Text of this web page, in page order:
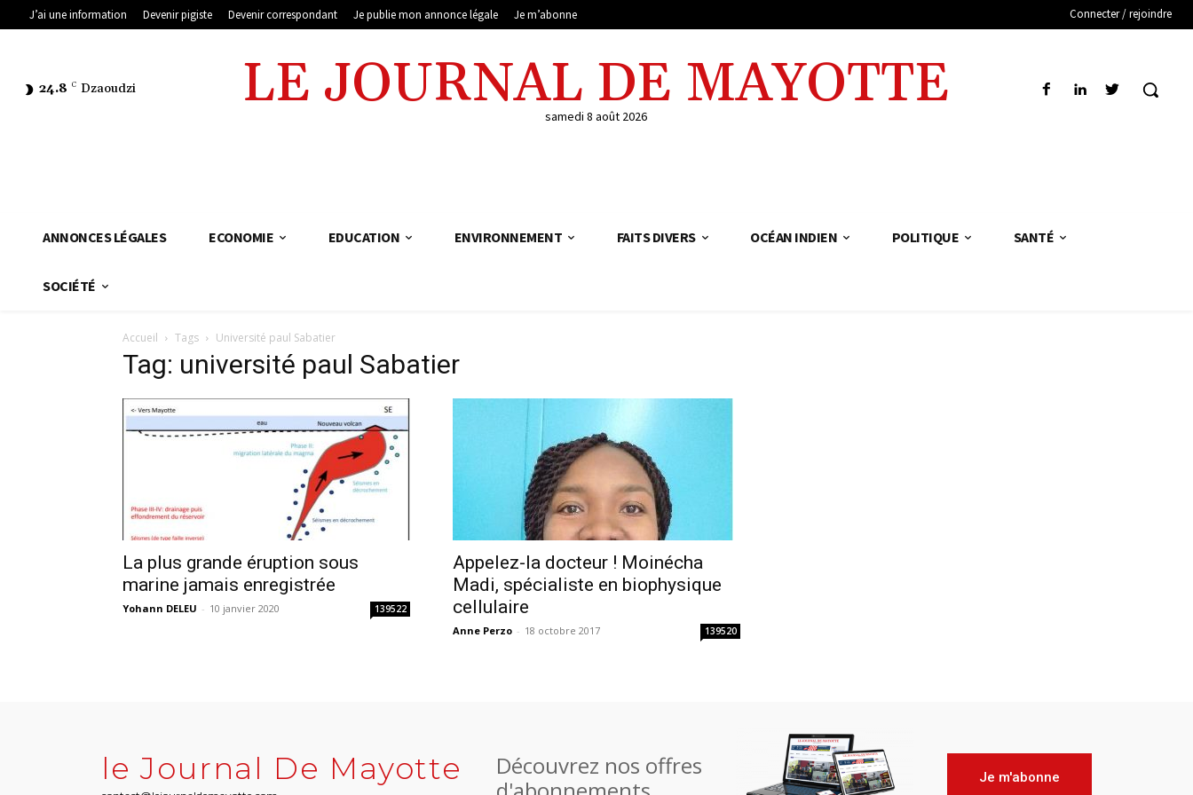
J’ai une information Devenir pigiste Devenir correspondant Je publie mon annonce légale Je m’abonne Connecter / rejoindre
24.8 C Dzaoudzi LE JOURNAL DE MAYOTTE
samedi 8 août 2026
ANNONCES LÉGALES ECONOMIE EDUCATION ENVIRONNEMENT FAITS DIVERS OCÉAN INDIEN POLITIQUE SANTÉ
SOCIÉTÉ
Accueil Tags Université paul Sabatier
Tag: université paul Sabatier
La plus grande éruption sous
marine jamais enregistrée
Yohann DELEU - 10 janvier 2020 139522
Appelez-la docteur ! Moinécha
Madi, spécialiste en biophysique
cellulaire
Anne Perzo - 18 octobre 2017 139520
le Journal De Mayotte
Découvrez nos offres
Je m'abonne